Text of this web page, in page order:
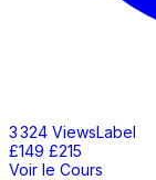
3 324 ViewsLabel
£149 £215
Voir le Cours